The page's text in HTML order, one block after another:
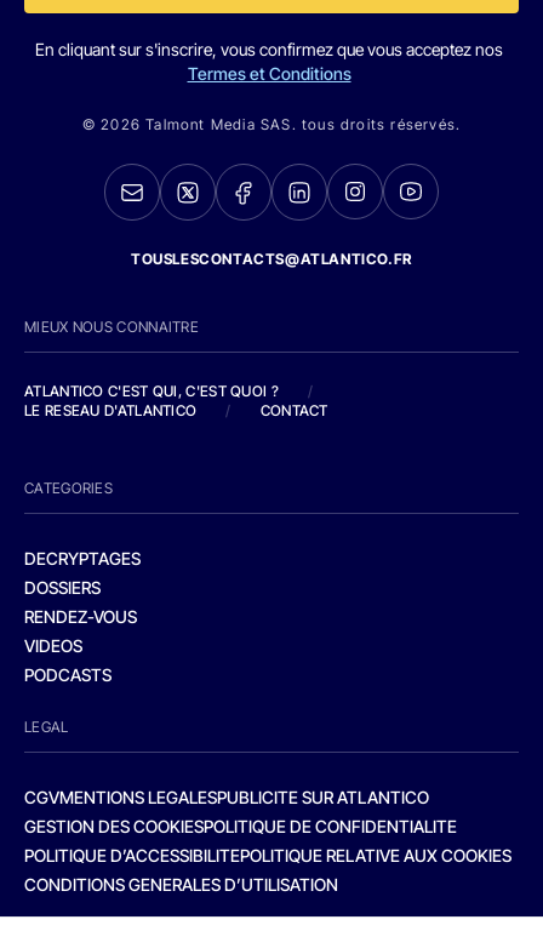
En cliquant sur s'inscrire, vous confirmez que vous acceptez nos
Termes et Conditions
© 2026 Talmont Media SAS. tous droits réservés.
TOUSLESCONTACTS@ATLANTICO.FR
MIEUX NOUS CONNAITRE
ATLANTICO C'EST QUI, C'EST QUOI ?
/
LE RESEAU D'ATLANTICO
/ CONTACT
CATEGORIES
DECRYPTAGES
DOSSIERS
RENDEZ-VOUS
VIDEOS
PODCASTS
LEGAL
CGVMENTIONS LEGALESPUBLICITE SUR ATLANTICO
GESTION DES COOKIESPOLITIQUE DE CONFIDENTIALITE
POLITIQUE D’ACCESSIBILITEPOLITIQUE RELATIVE AUX COOKIES
CONDITIONS GENERALES D’UTILISATION